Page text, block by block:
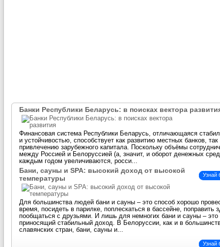
Банки Республики Беларусь: в поисках вектора
Финансовая система Республики Беларусь, отличающаяся
и устойчивостью, способствует как развитию местных банков, так
привлечению зарубежного капитала. Поскольку объёмы
между Россией и Белоруссией (а, значит, и оборот денежных
каждым годом увеличиваются, росси...
Узнай
Бани, сауны и SPA: высокий доход от высокой
температуры
Для большинства людей бани и сауны – это способ хорошо
время, посидеть в парилке, поплескаться в бассейне, поправить
пообщаться с друзьями. И лишь для немногих бани и сауны – это
приносящий стабильный доход. В Белоруссии, как и в
славянских стран, бани, сауны и...
Узнай